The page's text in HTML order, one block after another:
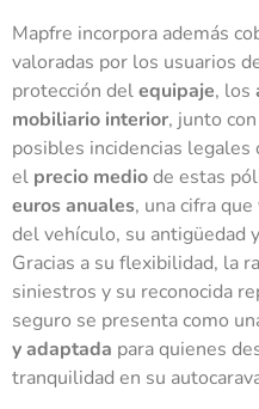
Mapfre incorpora además
valoradas por los usuarios
protección delequipaje, los
mobiliario interior, junto
posibles incidencias legales
el precio mediode estas
euros anuales, una cifra
del vehículo, su antigüedad
Gracias a su flexibilidad, la
siniestros y su reconocida
seguro se presenta como
y adaptada para quienes
tranquilidad en su